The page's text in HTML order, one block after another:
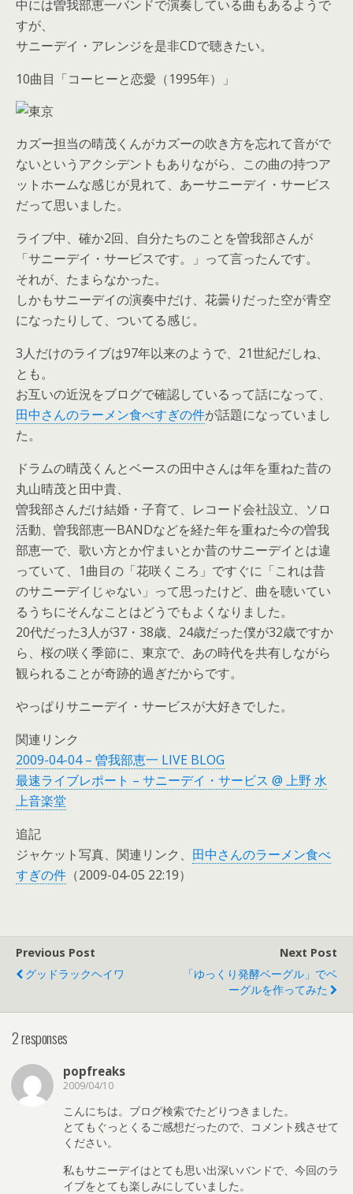
中には曽我部恵一バンドで演奏している曲もあるようで
すが、
サニーデイ・アレンジを是非CDで聴きたい。
10曲目「コーヒーと恋愛（1995年）」
カズー担当の晴茂くんがカズーの吹き方を忘れて音がで
ないというアクシデントもありながら、この曲の持つア
ットホームな感じが見れて、あーサニーデイ・サービス
だって思いました。
ライブ中、確か2回、自分たちのことを曽我部さんが
「サニーデイ・サービスです。」って言ったんです。
それが、たまらなかった。
しかもサニーデイの演奏中だけ、花曇りだった空が青空
になったりして、ついてる感じ。
3人だけのライブは97年以来のようで、21世紀だしね、
とも。
お互いの近況をブログで確認しているって話になって、
田中さんのラーメン食べすぎの件が話題になっていまし
た。
ドラムの晴茂くんとベースの田中さんは年を重ねた昔の
丸山晴茂と田中貴、
曽我部さんだけ結婚・子育て、レコード会社設立、ソロ
活動、曽我部恵一BANDなどを経た年を重ねた今の曽我
部恵一で、歌い方とか佇まいとか昔のサニーデイとは違
っていて、1曲目の「花咲くころ」ですぐに「これは昔
のサニーデイじゃない」って思ったけど、曲を聴いてい
るうちにそんなことはどうでもよくなりました。
20代だった3人が37・38歳、24歳だった僕が32歳ですか
ら、桜の咲く季節に、東京で、あの時代を共有しながら
観られることが奇跡的過ぎだからです。
やっぱりサニーデイ・サービスが大好きでした。
関連リンク
2009-04-04 – 曽我部恵一 LIVE BLOG
最速ライブレポート – サニーデイ・サービス @ 上野 水
上音楽堂
追記
ジャケット写真、関連リンク、 田中さんのラーメン食べ
すぎの件 （2009-04-05 22:19）
Previous Post
グッドラックヘイワ
Next Post
「ゆっくり発酵ベーグル」でベ
ーグルを作ってみた
2 responses
popfreaks
2009/04/10
こんにちは。ブログ検索でたどりつきました。
とてもぐっとくるご感想だったので、コメント残させて
ください。
私もサニーデイはとても思い出深いバンドで、今回のラ
イブをとても楽しみにしていました。